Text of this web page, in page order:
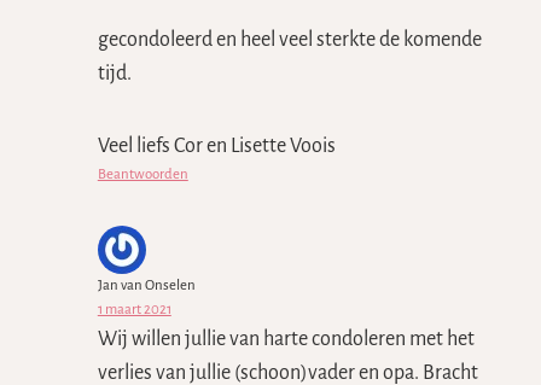
gecondoleerd en heel veel sterkte de komende
tijd.
Veel liefs Cor en Lisette Voois
Beantwoorden
Jan van Onselen
1 maart 2021
Wij willen jullie van harte condoleren met het
verlies van jullie (schoon)vader en opa. Bracht